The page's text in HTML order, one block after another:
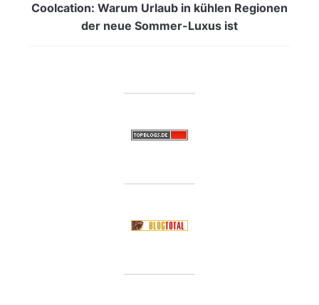
Coolcation: Warum Urlaub in kühlen Regionen
der neue Sommer-Luxus ist